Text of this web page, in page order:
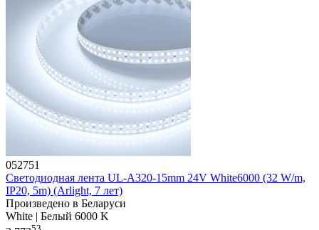
052751
Светодиодная лента UL-A320-15mm 24V White6000 (32 W/m,
IP20, 5m) (Arlight, 7 лет)
Произведено в Беларуси
White | Белый 6000 K